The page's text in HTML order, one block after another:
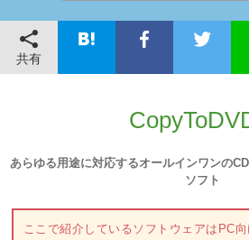
共有
あらゆる用途に対応するオールインワンの
ソフト
ここで紹介しているソフトウェアはPC